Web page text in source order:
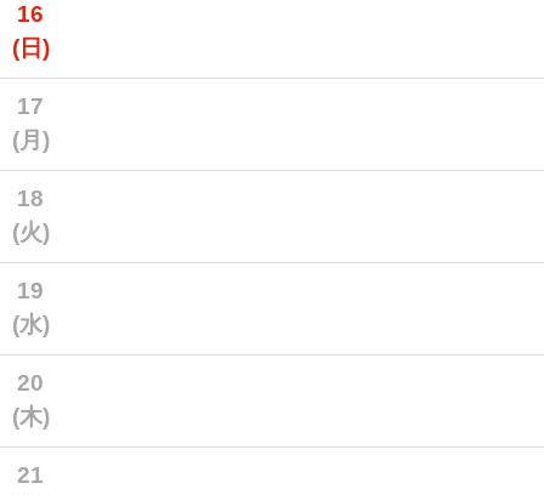
16
(日)
17
(月)
18
(火)
19
(水)
20
(木)
21